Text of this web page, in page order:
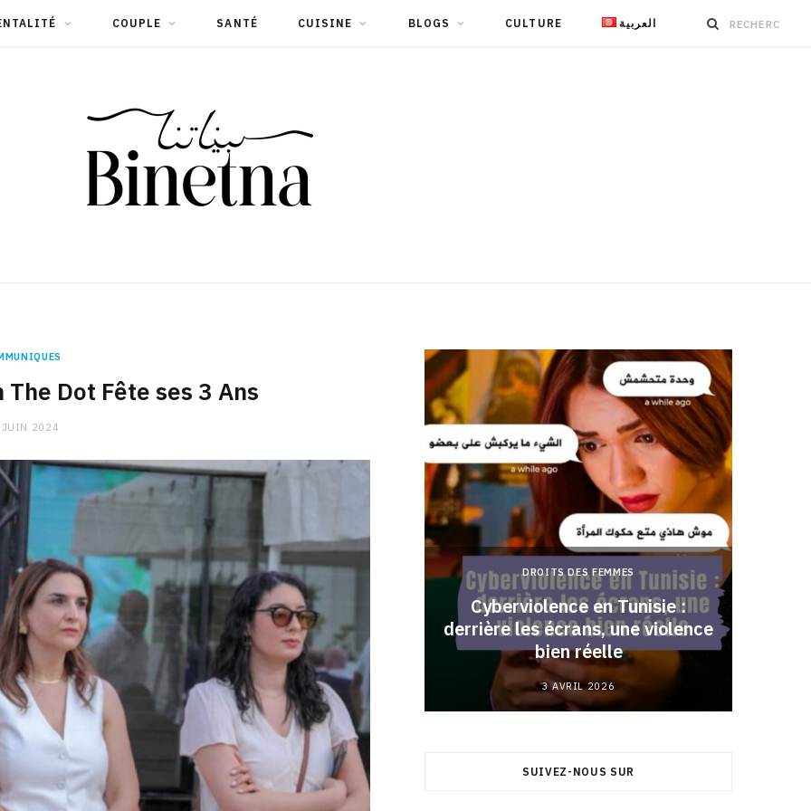
COUPLE SANTÉ CUISINE BLOGS CULTURE العربية
Dot Fête ses 3 Ans
2024
CHARGE MENTALE
Stress après le travail :
comment relâcher la pression
9 JANVIER 2026
DROITS DES FEMMES
Cyberviolence en Tunisie :
derrière les écrans, une violence
bien réelle
3 AVRIL 2026
SUIVEZ-NOUS SUR